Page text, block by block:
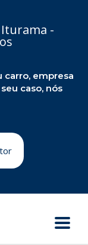
-
carro, empresa
caso, nós